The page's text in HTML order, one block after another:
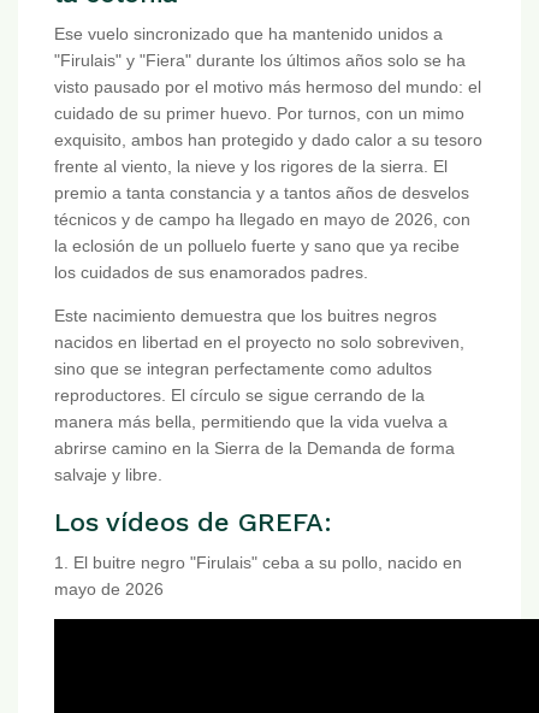
Ese vuelo sincronizado que ha mantenido unidos a
"Firulais" y "Fiera" durante los últimos años solo se ha
visto pausado por el motivo más hermoso del mundo: el
cuidado de su primer huevo. Por turnos, con un mimo
exquisito, ambos han protegido y dado calor a su tesoro
frente al viento, la nieve y los rigores de la sierra. El
premio a tanta constancia y a tantos años de desvelos
técnicos y de campo ha llegado en mayo de 2026, con
la eclosión de un polluelo fuerte y sano que ya recibe
los cuidados de sus enamorados padres.
Este nacimiento demuestra que los buitres negros
nacidos en libertad en el proyecto no solo sobreviven,
sino que se integran perfectamente como adultos
reproductores. El círculo se sigue cerrando de la
manera más bella, permitiendo que la vida vuelva a
abrirse camino en la Sierra de la Demanda de forma
salvaje y libre.
Los vídeos de GREFA:
1. El buitre negro "Firulais" ceba a su pollo, nacido en
mayo de 2026